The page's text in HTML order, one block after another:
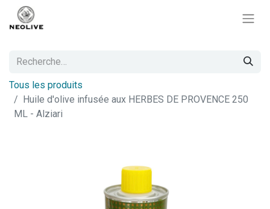
Tous les produits
Huile d'olive infusée aux HERBES DE PROVENCE 250
ML - Alziari